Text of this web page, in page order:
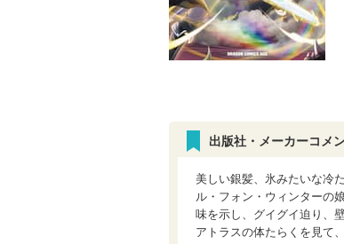
出版社・メーカーコメ
美しい銀髪、氷みたいな冷
ル・フォン・ウィンターの
味を示し、グイグイ迫り、
アトラスの体たらくを見て